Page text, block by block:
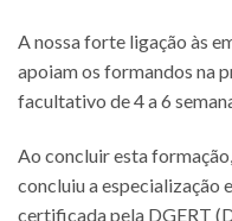
A nossa forte ligação às
apoiam os formandos na
facultativo de 4 a 6
Ao concluir esta
concluiu a especialização
certificada pela DGERT